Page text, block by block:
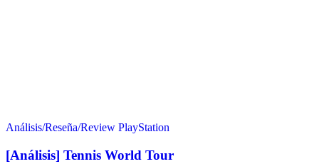
Análisis/Reseña/Review PlayStation
[Análisis] Tennis World Tour